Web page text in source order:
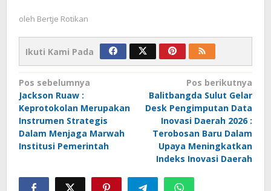
oleh Bertje Rotikan
Ikuti Kami Pada
Navigasi
pos
Pos sebelumnya
Jackson Ruaw :
Keprotokolan Merupakan
Instrumen Strategis
Dalam Menjaga Marwah
Institusi Pemerintah
Pos berikutnya
Balitbangda Sulut Gelar
Desk Pengimputan Data
Inovasi Daerah 2026 :
Terobosan Baru Dalam
Upaya Meningkatkan
Indeks Inovasi Daerah